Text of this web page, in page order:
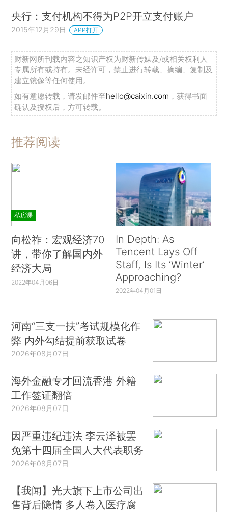
央行：支付机构不得为P2P开立支付账户
2015年12月29日 APP打开
财新网所刊载内容之知识产权为财新传媒及/或相关权利人
专属所有或持有。未经许可，禁止进行转载、摘编、复制及
建立镜像等任何使用。
如有意愿转载，请发邮件至hello@caixin.com ，获得书面
确认及授权后，方可转载。
推荐阅读
私房课
向松祚：宏观经济70
讲，带你了解国内外
经济大局
2022年04月06日
In Depth: As
Tencent Lays Off
Staff, Is Its ‘Winter’
Approaching?
2022年04月01日
河南“三支一扶”考试规模化作
弊 内外勾结提前获取试卷
2026年08月07日
海外金融专才回流香港 外籍
工作签证翻倍
2026年08月07日
因严重违纪违法 李云泽被罢
免第十四届全国人大代表职务
2026年08月07日
【我闻】光大旗下上市公司出
售背后隐情 多人卷入医疗腐